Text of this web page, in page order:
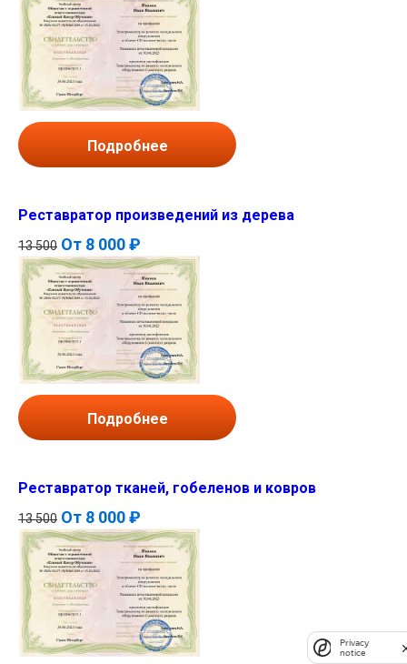
Подробнее
Реставратор произведений из дерева
13 500 От 8 000 ₽
Подробнее
Реставратор тканей, гобеленов и ковров
13 500 От 8 000 ₽
Privacy
notice